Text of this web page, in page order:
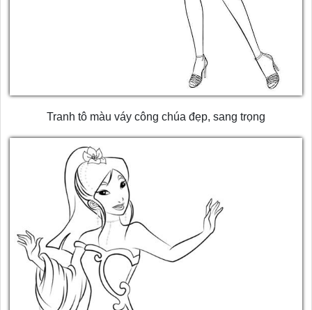
Tranh tô màu váy công chúa đẹp, sang trọng